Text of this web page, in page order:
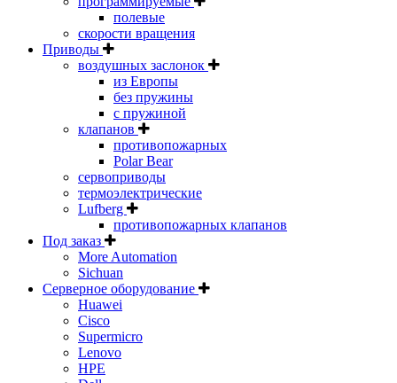
полевые
скорости вращения
Приводы
воздушных заслонок
из Европы
без пружины
с пружиной
клапанов
противопожарных
Polar Bear
сервоприводы
термоэлектрические
Lufberg
противопожарных клапанов
Под заказ
More Automation
Sichuan
Серверное оборудование
Huawei
Cisco
Supermicro
Lenovo
HPE